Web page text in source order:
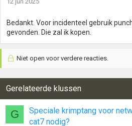
Bedankt. Voor incidenteel gebruik
gevonden. Die zal ik kopen.
Niet open voor verdere reacties.
Gerelateerde klussen
G
Speciale krimptang voor
cat7 nodig?